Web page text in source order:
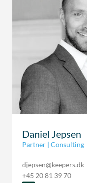
Daniel Jepsen
Partner | Consulting
djepsen@keepers.dk
+45 20 81 39 70